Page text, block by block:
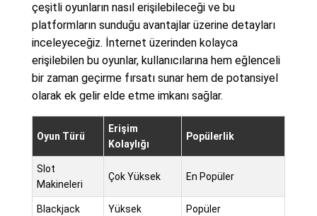
çeşitli oyunların nasıl erişilebileceği ve bu
platformların sunduğu avantajlar üzerine detayları
inceleyeceğiz. İnternet üzerinden kolayca
erişilebilen bu oyunlar, kullanıcılarına hem eğlenceli
bir zaman geçirme fırsatı sunar hem de potansiyel
olarak ek gelir elde etme imkanı sağlar.
Oyun Türü
Erişim
Kolaylığı
Popülerlik
Slot
Makineleri
Çok Yüksek En Popüler
Blackjack Yüksek Popüler